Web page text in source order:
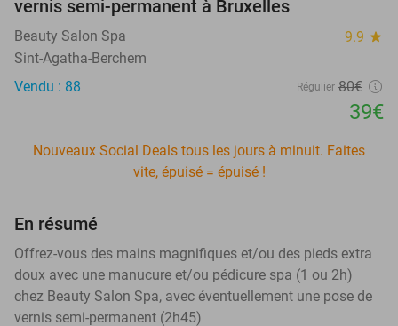
vernis semi-permanent à Bruxelles
Beauty Salon Spa 9.9 star
Sint-Agatha-Berchem
Vendu : 88
Régulier 80€
39€
Nouveaux Social Deals tous les jours à minuit. Faites
vite, épuisé = épuisé !
En résumé
Offrez-vous des mains magnifiques et/ou des pieds extra
doux avec une manucure et/ou pédicure spa (1 ou 2h)
chez Beauty Salon Spa, avec éventuellement une pose de
vernis semi-permanent (2h45)